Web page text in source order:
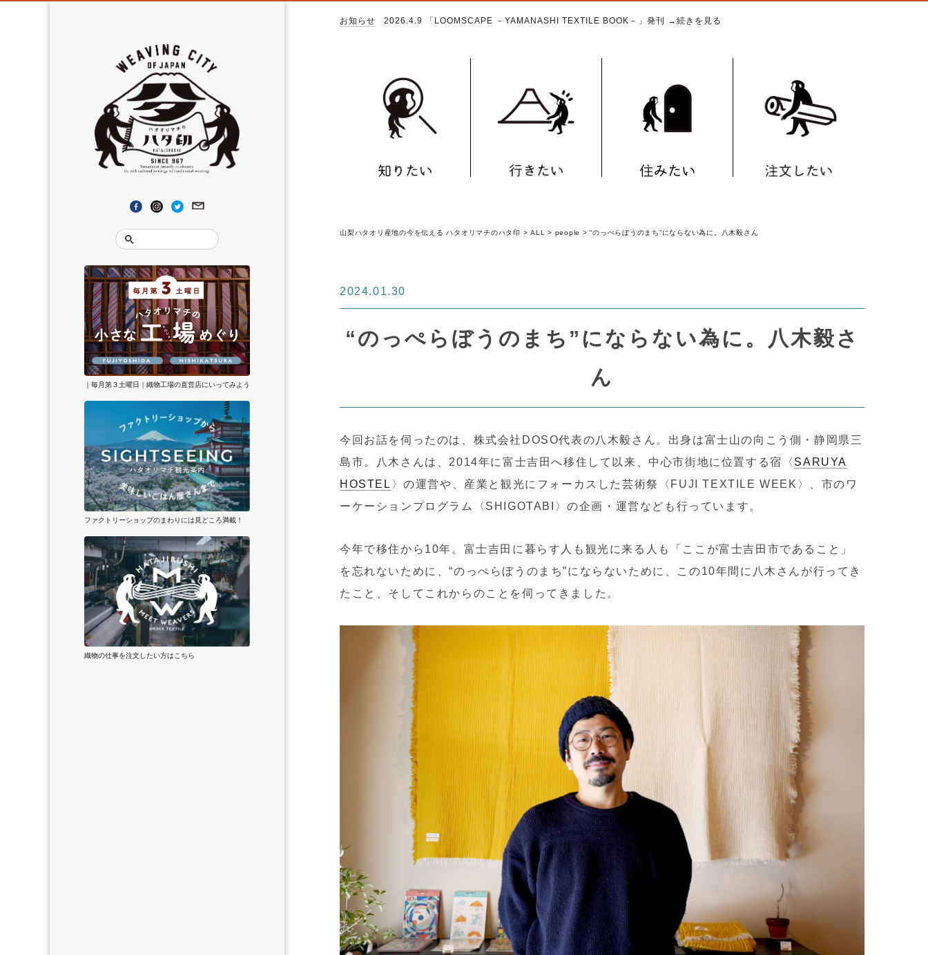
お知らせ 2026.4.9 「LOOMSCAPE －YAMANASHI TEXTILE BOOK－」発刊 →続きを見る
1000年継続したサステナブル産地を次の未来へ ものづくりの裏側を地元の若者が紹介しています 織物会社のONLINE SHOPを一挙にご紹介
｜毎月第３土曜日｜織物工場の直営店にいってみよう ｜毎月第３土曜日｜氷室どよう市 ファクトリーショップのまわりには見どころ満載！
ハタオリマチで暮らすヒトたちのインタビュー ふじよしだ定住促進センター 富士吉田へ移住をお考えの方へ
織物の仕事を注文したい方はこちら 織物工場の連絡先一覧 準備工程の注文をしたい方はこちら
｜毎月第３土曜日｜織物工場の直営店にいってみよう
ファクトリーショップのまわりには見どころ満載！
織物の仕事を注文したい方はこちら
山梨ハタオリ産地の今を伝える ハタオリマチのハタ印 > ALL > people >“のっぺらぼうのまち”にならない為に。八木毅さん
2024.01.30
“のっぺらぼうのまち”にならない為に。八木毅さ
ん
今回お話を伺ったのは、株式会社DOSO代表の八木毅さん。 出身は富士山の向こう側・静岡県三
島市。八木さんは、2014年に富士吉田へ移住して以来、中心市街地に位置する宿〈 SARUYA
HOSTEL 〉の運営や、産業と観光にフォーカスした芸術祭〈FUJI TEXTILE WEEK〉、市のワ
ーケーションプログラム〈SHIGOTABI〉の企画・運営なども行っています。
今年で移住から10年。富士吉田に暮らす人も観光に来る人も「ここが富士吉田市であること」
を忘れないために、“のっぺらぼうのまち”にならないために、この10年間に八木さんが行ってき
たこと、そしてこれからのことを伺ってきました。